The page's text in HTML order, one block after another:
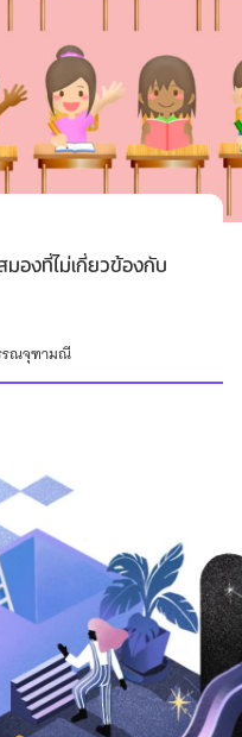
มองที่ไม่เกี่ยวข้องกับ
รณจุฑามณี